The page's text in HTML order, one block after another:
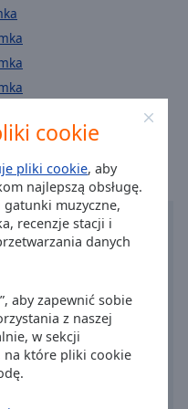
cookie
pliki cookie, aby
najlepszą obsługę.
muzyczne,
recenzje stacji i
danych
aby zapewnić sobie
z naszej
w sekcji
na które pliki cookie